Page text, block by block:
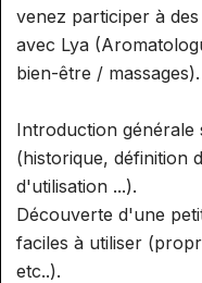
venez participer à
avec Lya
bien-être / massages).
Introduction générale
(historique, définition
d'utilisation ...).
Découverte d'une
faciles à utiliser
etc..).